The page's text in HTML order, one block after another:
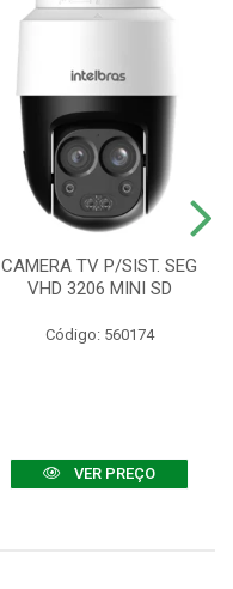
CAMERA TV P/SIST. SEG
VHD 3206 MINI SD
Código: 560174
VER PREÇO